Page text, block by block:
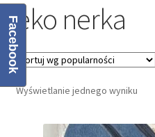
Koszyk
Moje konto
O mnie
eko nerka
Wyświetlanie jednego wyniku
Facebook